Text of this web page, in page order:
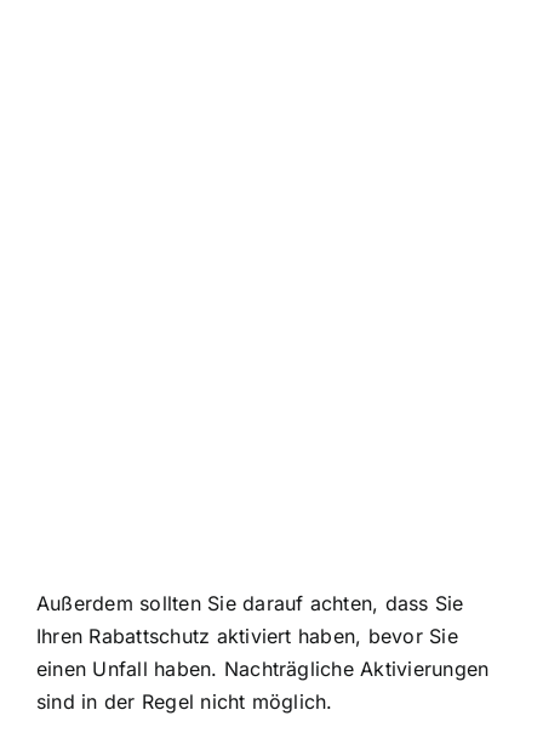
Außerdem sollten Sie darauf achten, dass Sie
Ihren Rabattschutz aktiviert haben, bevor Sie
einen Unfall haben. Nachträgliche Aktivierungen
sind in der Regel nicht möglich.